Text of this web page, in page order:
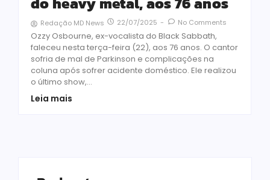
Redação MD News 22/07/2025 - No Comments
Ozzy Osbourne, ex-vocalista do Black Sabbath,
faleceu nesta terça-feira (22), aos 76 anos. O cantor
sofria de mal de Parkinson e complicações na
coluna após sofrer acidente doméstico. Ele realizou
o último show,...
Leia mais